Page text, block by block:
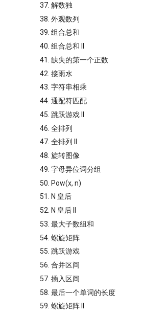
37. 解数独
38. 外观数列
39. 组合总和
40. 组合总和 II
41. 缺失的第一个正数
42. 接雨水
43. 字符串相乘
44. 通配符匹配
45. 跳跃游戏 II
46. 全排列
47. 全排列 II
48. 旋转图像
49. 字母异位词分组
50. Pow(x, n)
51. N 皇后
52. N 皇后 II
53. 最大子数组和
54. 螺旋矩阵
55. 跳跃游戏
56. 合并区间
57. 插入区间
58. 最后一个单词的长度
59. 螺旋矩阵 II